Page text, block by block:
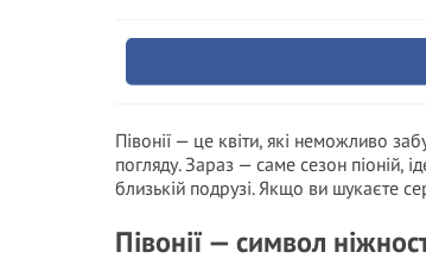
Півонії — це квіти, які неможливо
погляду. Зараз — саме сезон піоній,
близькій подрузі. Якщо ви шукаєте
Півонії — символ